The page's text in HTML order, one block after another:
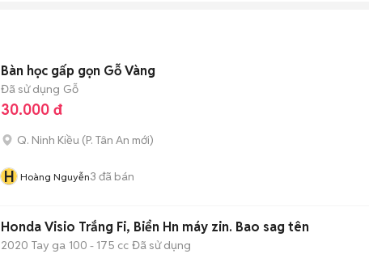
Bàn học gấp gọn Gỗ Vàng
Đã sử dụng Gỗ
30.000 đ
Q. Ninh Kiều (P. Tân An mới)
H Hoàng Nguyễn3 đã bán
Honda Visio Trắng Fi, Biển Hn máy zin. Bao sag tên
2020 Tay ga 100 - 175 cc Đã sử dụng